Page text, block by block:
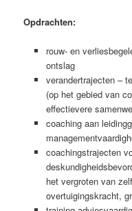
Opdrachten:
rouw- en
ontslag
verandertrajecten –
(op het gebied van
effectievere
coaching aan
coachingstrajecten
het vergroten van
overtuigingskracht,